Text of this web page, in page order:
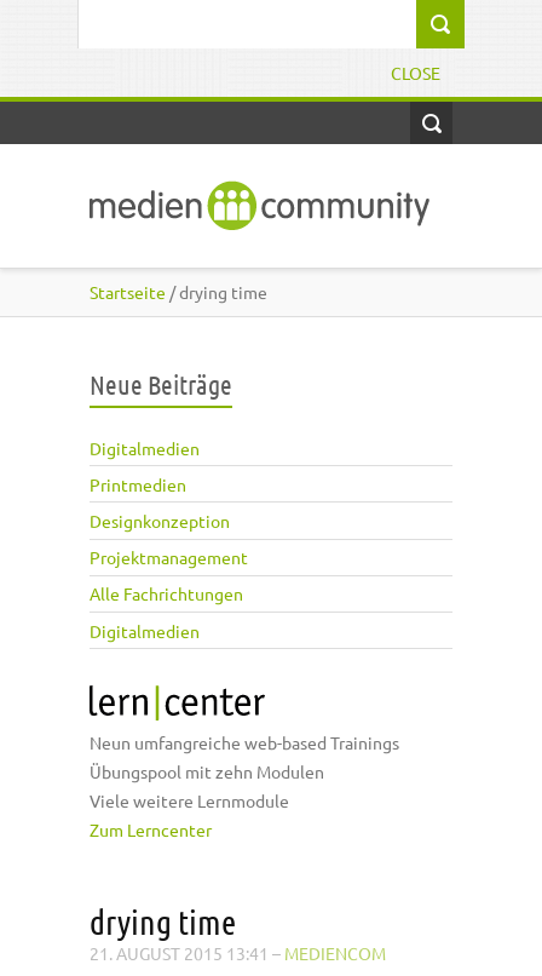
CLOSE
Startseite / drying time
Neue Beiträge
Digitalmedien
Printmedien
Designkonzeption
Projektmanagement
Alle Fachrichtungen
Digitalmedien
Neun umfangreiche web-based Trainings
Übungspool mit zehn Modulen
Viele weitere Lernmodule
Zum Lerncenter
drying time
21. AUGUST 2015 13:41 – MEDIENCOM